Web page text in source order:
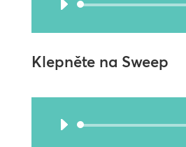
Audio
Klepněte na Sweep
Audio